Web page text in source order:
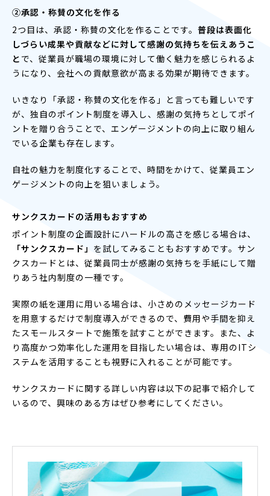
②承認・称賛の文化を作る
2つ目は、承認・称賛の文化を作ることです。 普段は表面化
しづらい成果や貢献などに対して感謝の気持ちを伝えあうこ
と で、従業員が職場の環境に対して働く魅力を感じられるよ
うになり、会社への貢献意欲が高まる効果が期待できます。
いきなり「承認・称賛の文化を作る」と言っても難しいです
が、独自のポイント制度を導入し、感謝の気持ちとしてポイ
ントを贈り合うことで、エンゲージメントの向上に取り組ん
でいる企業も存在します。
自社の魅力を制度化することで、時間をかけて、従業員エン
ゲージメントの向上を狙いましょう。
サンクスカードの活用もおすすめ
ポイント制度の企画設計にハードルの高さを感じる場合は、
「サンクスカード」 を試してみることもおすすめです。サン
クスカードとは、従業員同士が感謝の気持ちを手紙にして贈
りあう社内制度の一種です。
実際の紙を運用に用いる場合は、小さめのメッセージカード
を用意するだけで制度導入ができるので、費用や手間を抑え
たスモールスタートで施策を試すことができます。また、よ
り高度かつ効率化した運用を目指したい場合は、専用のITシ
ステムを活用することも視野に入れることが可能です。
サンクスカードに関する詳しい内容は以下の記事で紹介して
いるので、興味のある方はぜひ参考にしてください。